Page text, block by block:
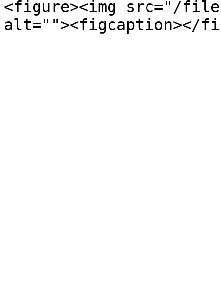
<figure><img src="/files/